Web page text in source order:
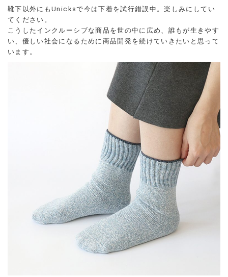
靴下以外にもUnicksで今は下着を試行錯誤中。楽しみにしてい
てください。
こうしたインクルーシブな商品を世の中に広め、誰もが生きやす
い、優しい社会になるために商品開発を続けていきたいと思って
います。